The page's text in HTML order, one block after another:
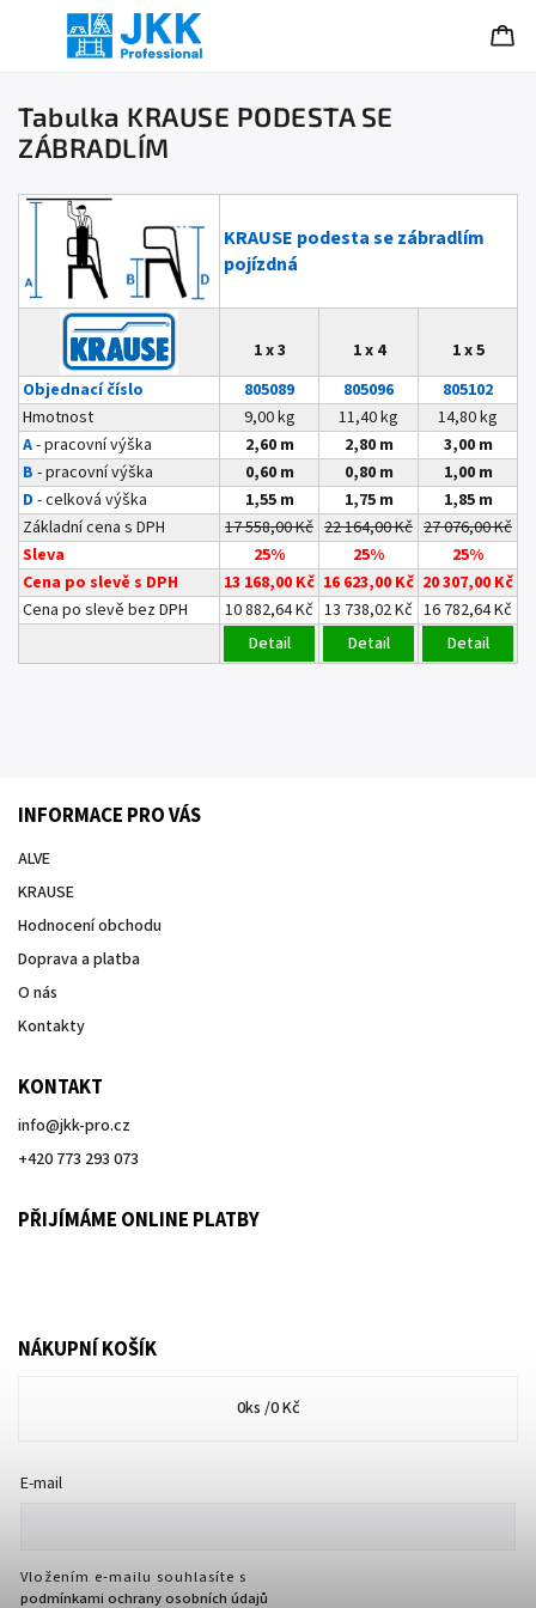
Tabulka KRAUSE PODESTA SE
ZÁBRADLÍM
KRAUSE podesta se zábradlím
pojízdná
1 x 3 1 x 4
1 x 5
Objednací číslo
805089 805096
805102
Hmotnost
9,00 kg 11,40 kg
14,80 kg
A- pracovní výška 2,60 m 2,80 m
3,00 m
B - pracovní výška 0,60 m 0,80 m
1,00 m
D - celková výška 1,55 m 1,75 m
1,85 m
Základní cena s DPH
17 558,00 Kč 22 164,00 Kč 27 076,00 Kč
Sleva
25% 25%
25%
Cena po slevě s DPH
13 168,00 Kč 16 623,00 Kč 20 307,00 Kč
Cena po slevě bez DPH
10 882,64 Kč 13 738,02 Kč 16 782,64 Kč
Detail
Detail Detail
INFORMACE PRO VÁS
ALVE
KRAUSE
Hodnocení obchodu
Doprava a platba
O nás
Kontakty
KONTAKT
info@jkk-pro.cz
+420 773 293 073
PŘIJÍMÁME ONLINE PLATBY
NÁKUPNÍ KOŠÍK
0ks /0 Kč
E-mail
Vložením e-mailu souhlasíte s
podmínkami ochrany osobních údajů